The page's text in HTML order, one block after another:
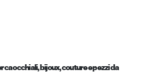
occhiali, bijoux, couture e pezzi da